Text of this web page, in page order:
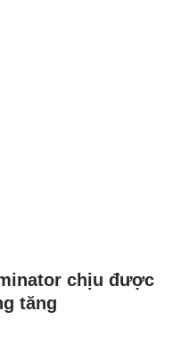
chịu được
tăng